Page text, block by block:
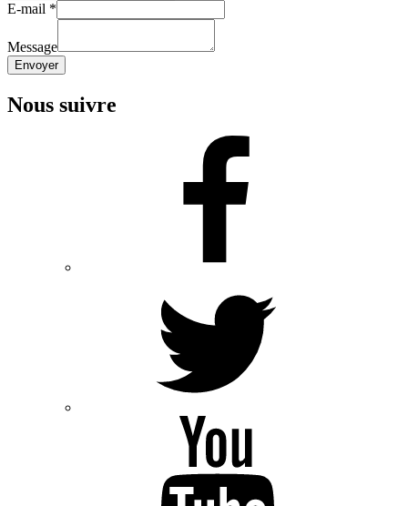
E-mail *
Message
Envoyer
Nous suivre